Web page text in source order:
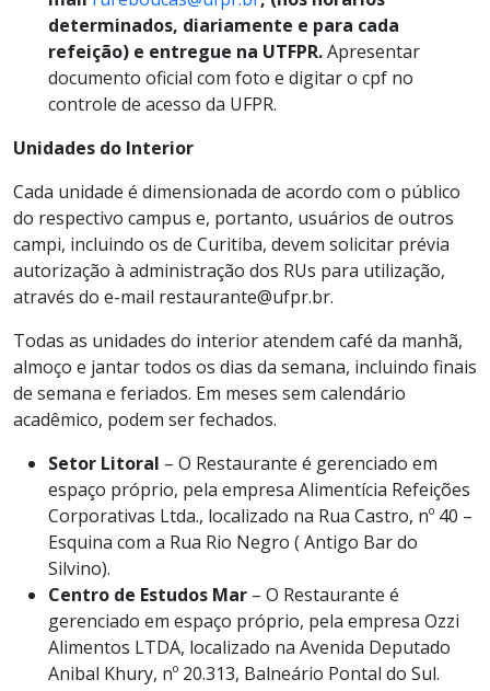
determinados, diariamente e para cada
refeição) e entregue na UTFPR.Apresentar
documento oficial com foto e digitar o cpf no
controle de acesso da UFPR.
Unidades do Interior
Cada unidade é dimensionada de acordo com o público
do respectivo campus e, portanto, usuários de outros
campi, incluindo os de Curitiba, devem solicitar prévia
autorização à administração dos RUs para utilização,
através do e-mail restaurante@ufpr.br.
Todas as unidades do interior atendem café da manhã,
almoço e jantar todos os dias da semana, incluindo finais
de semana e feriados. Em meses sem calendário
acadêmico, podem ser fechados.
Setor Litoral – O Restaurante é gerenciado em
espaço próprio, pela empresa Alimentícia Refeições
Corporativas Ltda., localizado na Rua Castro, nº 40 –
Esquina com a Rua Rio Negro ( Antigo Bar do
Silvino).
Centro de Estudos Mar – O Restaurante é
gerenciado em espaço próprio, pela empresa Ozzi
Alimentos LTDA, localizado na Avenida Deputado
Anibal Khury, nº 20.313, Balneário Pontal do Sul.